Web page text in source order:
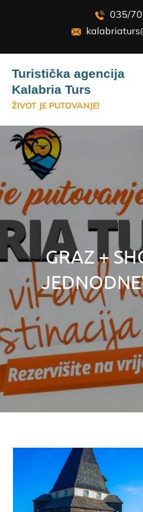
035/
Turistička agencija
Kalabria Turs
ŽIVOT JE PUTOVANJE!
GRAZ +